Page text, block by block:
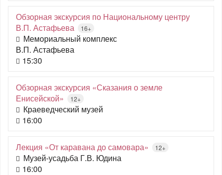
Обзорная экскурсия по Национальному центру
В.П. Астафьева
16+
Мемориальный комплекс
В.П. Астафьева
15:30
Обзорная экскурсия «Сказания о земле
Енисейской»
12+
Краеведческий музей
16:00
Лекция «От каравана до самовара» 12+
Музей-усадьба Г.В. Юдина
16:00